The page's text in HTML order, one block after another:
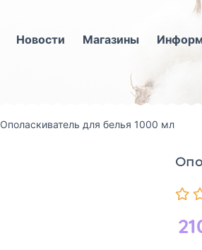
Новости Магазины
Ополаскиватель для белья 1000 мл